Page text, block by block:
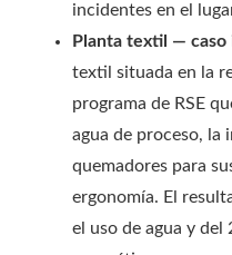
incidentes en el
Planta textil —
textil situada en la
programa de RSE
agua de proceso, la
quemadores para
ergonomía. El
el uso de agua y del